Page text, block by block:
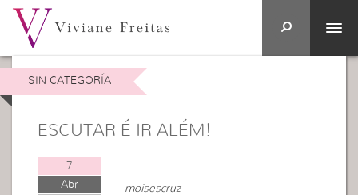
SIN CATEGORÍA
ESCUTAR É IR ALÉM!
7
Abr
moisescruz